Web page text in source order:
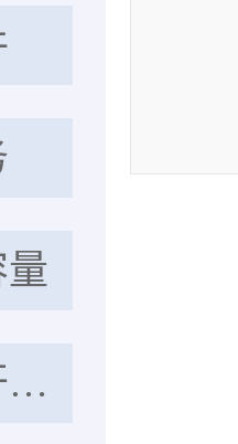
信息公开指南和年报